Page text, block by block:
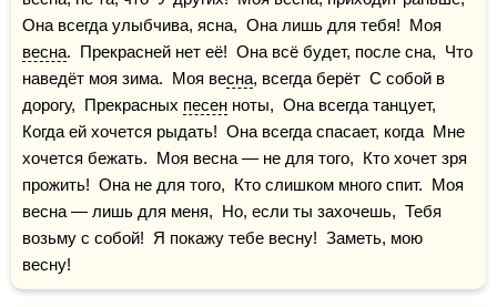
весна.  Прекрасней нет её!  Она всё будет, после сна,  Что
наведёт моя зима.  Моя весна, всегда берёт  С собой в
дорогу,  Прекрасных песен ноты,  Она всегда танцует,
Когда ей хочется рыдать!  Она всегда спасает, когда  Мне
хочется бежать.  Моя весна — не для того,  Кто хочет зря
прожить!  Она не для того,  Кто слишком много спит.  Моя
весна — лишь для меня,  Но, если ты захочешь,  Тебя
возьму с собой!  Я покажу тебе весну!  Заметь, мою
весну!